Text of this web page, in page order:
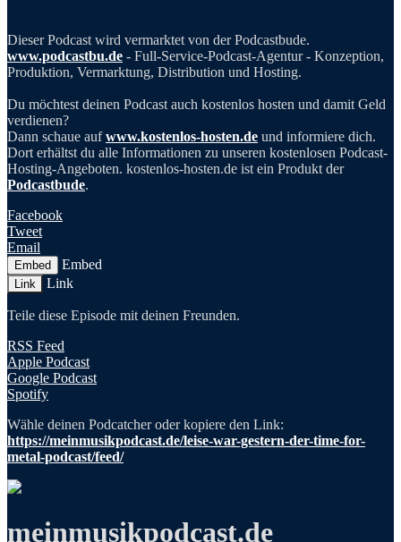
Dieser Podcast wird vermarktet von der Podcastbude.
www.podcastbu.de - Full-Service-Podcast-Agentur - Konzeption,
Produktion, Vermarktung, Distribution und Hosting.
Du möchtest deinen Podcast auch kostenlos hosten und damit Geld
verdienen?
Dann schaue aufwww.kostenlos-hosten.de und informiere dich.
Dort erhältst du alle Informationen zu unseren kostenlosen Podcast-
Hosting-Angeboten. kostenlos-hosten.de ist ein Produkt der
Podcastbude.
Facebook
Tweet
Email
Embed Embed
Link Link
Teile diese Episode mit deinen Freunden.
RSS Feed
Apple Podcast
Google Podcast
Spotify
Wähle deinen Podcatcher oder kopiere den Link:
https://meinmusikpodcast.de/leise-war-gestern-der-time-for-
metal-podcast/feed/
meinmusikpodcast.de